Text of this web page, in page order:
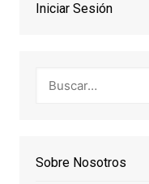
Iniciar Sesión
Sobre Nosotros